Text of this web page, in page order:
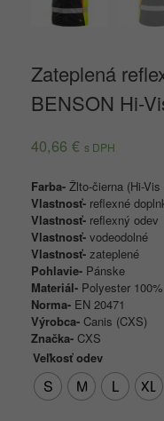
Zateplená
BENSON Hi-
40,66 € s DPH
Farba- Žlto-čierna (Hi-
Vlastnosť- reflexné
Vlastnosť- reflexný odev
Vlastnosť- vodeodolné
Vlastnosť- zateplené
Pohlavie- Pánske
Materiál- Polyester 100%
Norma- EN 20471
Výrobca- Canis (CXS)
Značka- CXS
Veľkosť odev
S M L XL